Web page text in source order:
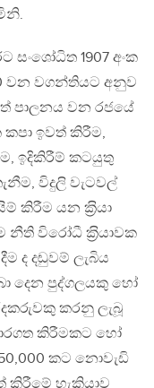
සංශෝධිත 1907 අංක
වන වගන්තියට අනුව
පාලනය වන රජයේ
ඉවත් කිරීම,
ඉදිකිරීම් කටයුතු
විදුලි වැටවල්
කිරීම යන ක‍්‍රියා
විරෝධී ක‍්‍රියාවක
ද දඬුවම් ලැබිය
දෙන පුද්ගලයකු හෝ
කරනු ලැබූ
කිරීමකට හෝ
කට නොවැඩි
කිරීමේ හැකියාව